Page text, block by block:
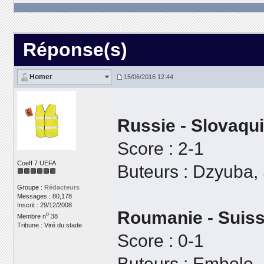
Réponse(s)
Homer 15/06/2016 12:44
Coeff 7 UEFA
Groupe : Rédacteurs
Messages : 80,178
Inscrit : 29/12/2008
Membre no38
Tribune : Viré du stade
Russie -
Score : 2-1
Buteurs :
Roumanie -
Score : 0-1